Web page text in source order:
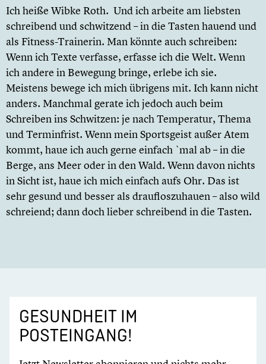
Ich heiße Wibke Roth. Und ich arbeite am liebsten
schreibend und schwitzend – in die Tasten hauend und
als Fitness-Trainerin. Man könnte auch schreiben:
Wenn ich Texte verfasse, erfasse ich die Welt. Wenn
ich andere in Bewegung bringe, erlebe ich sie.
Meistens bewege ich mich übrigens mit. Ich kann nicht
anders. Manchmal gerate ich jedoch auch beim
Schreiben ins Schwitzen: je nach Temperatur, Thema
und Terminfrist. Wenn mein Sportsgeist außer Atem
kommt, haue ich auch gerne einfach `mal ab – in die
Berge, ans Meer oder in den Wald. Wenn davon nichts
in Sicht ist, haue ich mich einfach aufs Ohr. Das ist
sehr gesund und besser als draufloszuhauen – also wild
schreiend; dann doch lieber schreibend in die Tasten.
GESUNDHEIT IM
POSTEINGANG!